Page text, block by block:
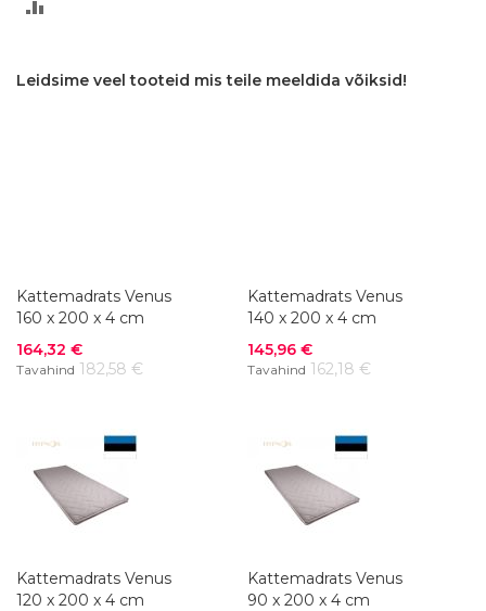
Leidsime veel tooteid mis teile meeldida võiksid!
Kattemadrats Venus
160 x 200 x 4 cm
Soodushind
164,32 €
Tavahind 182,58 €
Kattemadrats Venus
140 x 200 x 4 cm
Soodushind
145,96 €
Tavahind 162,18 €
Kattemadrats Venus
120 x 200 x 4 cm
Kattemadrats Venus
90 x 200 x 4 cm